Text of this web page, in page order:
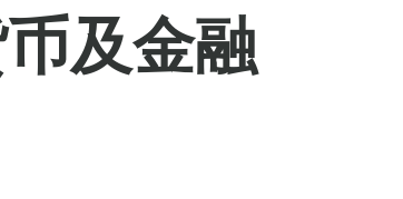
及金融